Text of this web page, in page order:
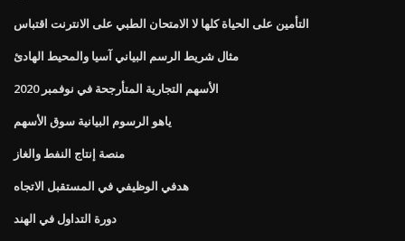
التأمين على الحياة كلها لا الامتحان الطبي على الانترنت اقتباس
مثال شريط الرسم البياني آسيا والمحيط الهادئ
الأسهم التجارية المتأرجحة في نوفمبر 2020
ياهو الرسوم البيانية سوق الأسهم
منصة إنتاج النفط والغاز
هدفي الوظيفي في المستقبل الاتجاه
دورة التداول في الهند